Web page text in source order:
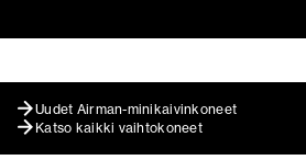
Uudet Airman-minikaivinkoneet
Katso kaikki vaihtokoneet